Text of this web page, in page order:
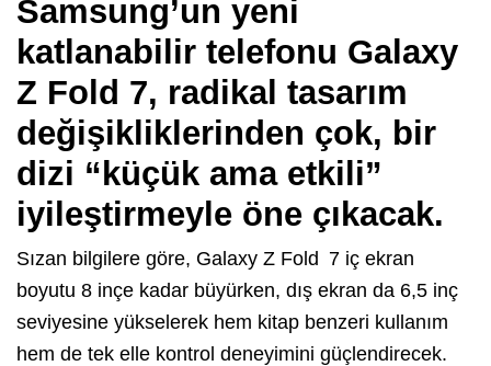
Samsung’un yeni
katlanabilir telefonu Galaxy
Z Fold 7, radikal tasarım
değişikliklerinden çok, bir
dizi “küçük ama etkili”
iyileştirmeyle öne çıkacak.
Sızan bilgilere göre, Galaxy Z Fold 7 iç ekran
boyutu 8 inçe kadar büyürken, dış ekran da 6,5 inç
seviyesine yükselerek hem kitap benzeri kullanım
hem de tek elle kontrol deneyimini güçlendirecek.